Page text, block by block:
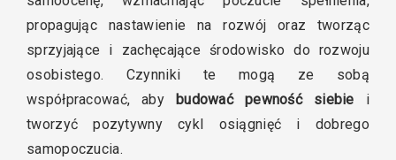
propagując nastawienie na rozwój oraz tworząc
sprzyjające i zachęcające środowisko do rozwoju
osobistego. Czynniki te mogą ze sobą
współpracować, aby budować pewność siebie i
tworzyć pozytywny cykl osiągnięć i dobrego
samopoczucia.